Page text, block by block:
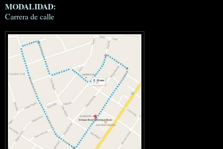
MODALIDAD:
Carrera de calle